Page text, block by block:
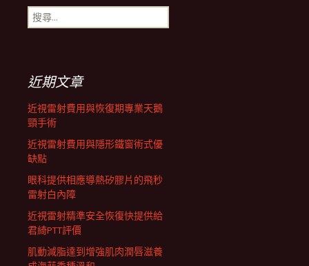
航
列
搜
尋
近期文章
近視雷射費用與恢復期專業天鵝
頸手術
近視雷射費用與隱形鐵窗術式優
缺點
眼科提供相應導熱矽膠片的飛秒
雷射白內障
近視雷射精準安全恢復快提供給
君綺PTT評價
肌動減脂達到增強肌肉潤唇滋養